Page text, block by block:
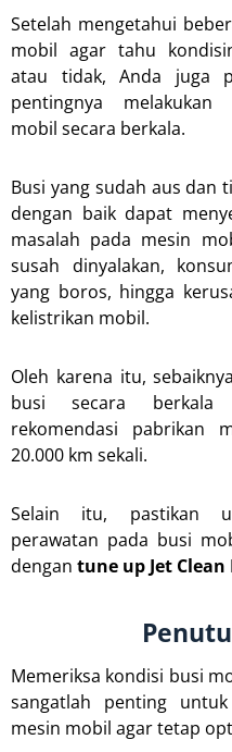
Setelah mengetahui
mobil agar tahu
atau tidak, Anda juga
pentingnya
mobil secara berkala.
Busi yang sudah aus dan
dengan baik dapat
masalah pada mesin
susah dinyalakan,
yang boros, hingga
kelistrikan mobil.
Oleh karena itu,
busi secara berkala
rekomendasi pabrikan
20.000 km sekali.
Selain itu, pastikan
perawatan pada busi
dengan tune up Jet
Memeriksa kondisi busi
sangatlah penting
mesin mobil agar tetap